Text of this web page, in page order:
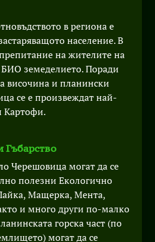
в региона е
население. В
на жителите на
земеделието. Поради
височина и планински
се е произвеждат най-
Картофи.
Гъбарство
Черешовица могат да се
полезни Екологично
Мащерка, Мента,
и много други по-малко
горска част (по
могат да се